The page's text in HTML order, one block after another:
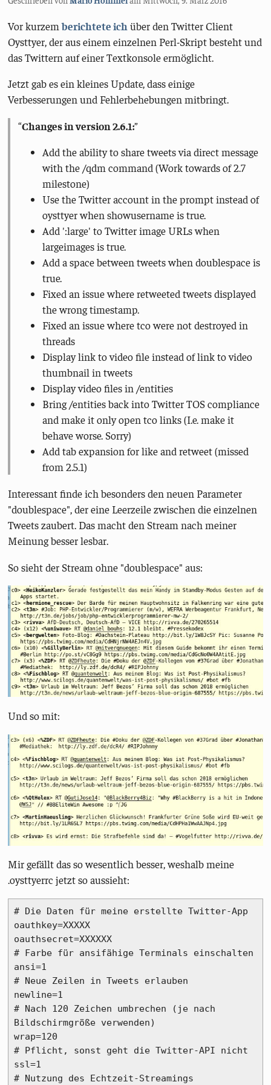
Vor kurzemberichtete ich über den Twitter Client
Oysttyer, der aus einem einzelnen Perl-Skript besteht und
das Twittern auf einer Textkonsole ermöglicht.
Jetzt gab es ein kleines Update, dass einige
Verbesserungen und Fehlerbehebungen mitbringt.
Changes in version 2.6.1:
Add the ability to share tweets via direct message
with the /qdm command (Work towards of 2.7
milestone)
Use the Twitter account in the prompt instead of
oysttyer when showusername is true.
Add ':large' to Twitter image URLs when
largeimages is true.
Add a space between tweets when doublespace is
true.
Fixed an issue where retweeted tweets displayed
the wrong timestamp.
Fixed an issue where tco were not destroyed in
threads
Display link to video file instead of link to video
thumbnail in tweets
Display video files in /entities
Bring /entities back into Twitter TOS compliance
and make it only open tco links (I.e. make it
behave worse. Sorry)
Add tab expansion for like and retweet (missed
from 2.5.1)
Interessant finde ich besonders den neuen Parameter
"doublespace", der eine Leerzeile zwischen die einzelnen
Tweets zaubert. Das macht den Stream nach meiner
Meinung besser lesbar.
So sieht der Stream ohne "doublespace" aus:
Und so mit:
Mir gefällt das so wesentlich besser, weshalb meine
.oysttyerrc jetzt so aussieht:
# Die Daten für meine erstellte Twitter-App
oauthkey=XXXXX
oauthsecret=XXXXXX
# Farbe für ansifähige Terminals einschalten
ansi=1
# Neue Zeilen in Tweets erlauben
newline=1
# Nach 120 Zeichen umbrechen (je nach
Bildschirmgröße verwenden)
wrap=120
# Pflicht, sonst geht die Twitter-API nicht
ssl=1
# Nutzung des Echtzeit-Streamings